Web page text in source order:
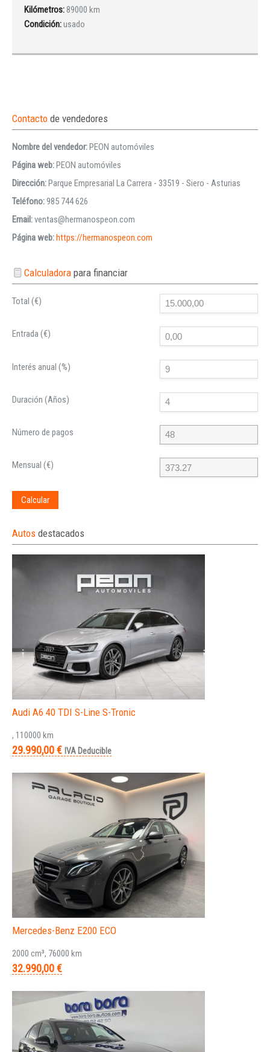
Kilómetros: 89000 km
Condición:usado
Contacto de vendedores
Nombre del vendedor:PEON automóviles
Página web:PEON automóviles
Dirección:Parque Empresarial La Carrera - 33519 - Siero - Asturias
Teléfono:985 744 626
Email:ventas@hermanospeon.com
Página web:https://hermanospeon.com
Calculadorapara financiar
Total (€)
Entrada (€)
Interés anual (%)
Duración (Años)
Número de pagos
Mensual (€)
Calcular
Autos destacados
Audi A6 40 TDI S-Line S-Tronic
, 110000 km
29.990,00 € IVA Deducible
Mercedes-Benz E200 ECO
2000 cm³, 76000 km
32.990,00 €